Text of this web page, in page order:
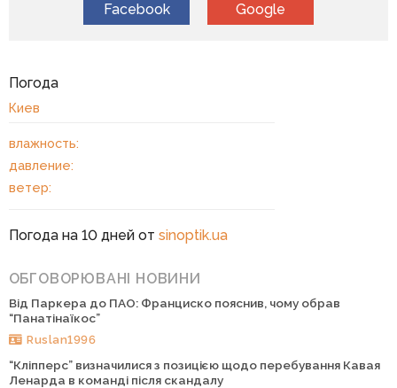
Facebook Google
Погода
Киев
влажность:
давление:
ветер:
Погода на 10 дней от sinoptik.ua
ОБГОВОРЮВАНІ НОВИНИ
Від Паркера до ПАО: Франциско пояснив, чому обрав
“Панатінаїкос”
Ruslan1996
“Кліпперс” визначилися з позицією щодо перебування Кавая
Ленарда в команді після скандалу